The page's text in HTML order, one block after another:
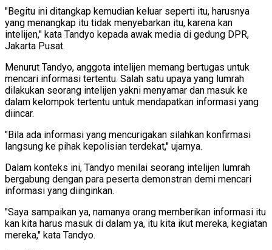
"Begitu ini ditangkap kemudian keluar seperti itu, harusnya
yang menangkap itu tidak menyebarkan itu, karena kan
intelijen," kata Tandyo kepada awak media di gedung DPR,
Jakarta Pusat.
Menurut Tandyo, anggota intelijen memang bertugas untuk
mencari informasi tertentu. Salah satu upaya yang lumrah
dilakukan seorang intelijen yakni menyamar dan masuk ke
dalam kelompok tertentu untuk mendapatkan informasi yang
diincar.
"Bila ada informasi yang mencurigakan silahkan konfirmasi
langsung ke pihak kepolisian terdekat," ujarnya.
Dalam konteks ini, Tandyo menilai seorang intelijen lumrah
bergabung dengan para peserta demonstran demi mencari
informasi yang diinginkan.
"Saya sampaikan ya, namanya orang memberikan informasi itu
kan kita harus masuk di dalam ya, itu kita ikut mereka, kegiatan
mereka," kata Tandyo.